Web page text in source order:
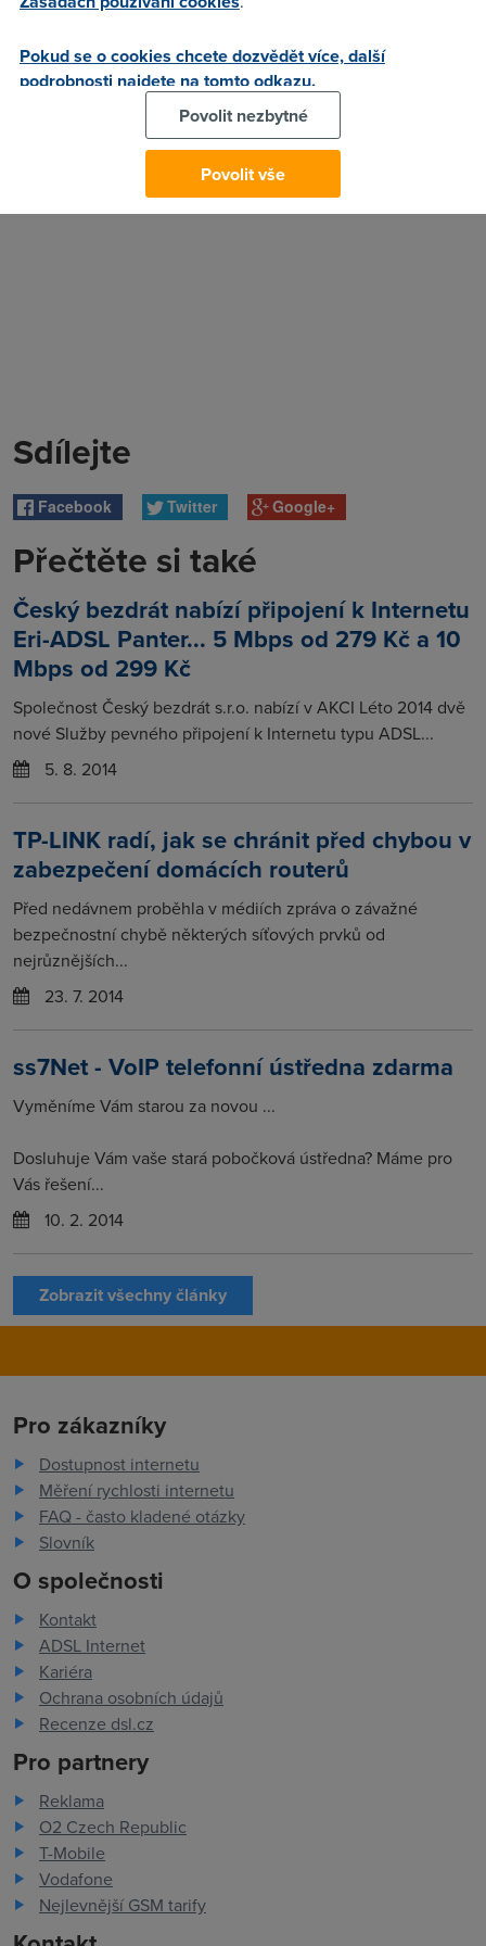
Autor: Redakce DSL.cz
Sdílejte
Facebook Twitter Google+
Přečtěte si také
Český bezdrát nabízí připojení k Internetu
Eri-ADSL Panter... 5 Mbps od 279 Kč a 10
Mbps od 299 Kč
Společnost Český bezdrát s.r.o. nabízí v AKCI Léto 2014 dvě
nové Služby pevného připojení k Internetu typu ADSL...
5. 8. 2014
TP-LINK radí, jak se chránit před chybou v
zabezpečení domácích routerů
Před nedávnem proběhla v médiích zpráva o závažné
bezpečnostní chybě některých síťových prvků od
nejrůznějších...
23. 7. 2014
ss7Net - VoIP telefonní ústředna zdarma
Vyměníme Vám starou za novou ...
Dosluhuje Vám vaše stará pobočková ústředna? Máme pro
Vás řešení...
10. 2. 2014
Zobrazit všechny články
Pro zákazníky
Dostupnost internetu
Měření rychlosti internetu
FAQ - často kladené otázky
Slovník
O společnosti
Kontakt
ADSL Internet
Kariéra
Ochrana osobních údajů
Recenze dsl.cz
Pro partnery
Reklama
O2 Czech Republic
T-Mobile
Vodafone
Nejlevnější GSM tarify
Pokud se o cookies chcete dozvědět více, další
podrobnosti najdete na tomto odkazu.
Povolit nezbytné
Povolit vše